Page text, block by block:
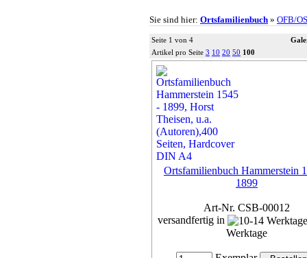
Sie sind hier: Ortsfamilienbuch » OFB/
Seite 1 von 4
Artikel pro Seite 3 10 20 50 100
Ortsfamilienbuch Hammerstein
1899
Art-Nr. CSB-00012
versandfertig in
Werktage